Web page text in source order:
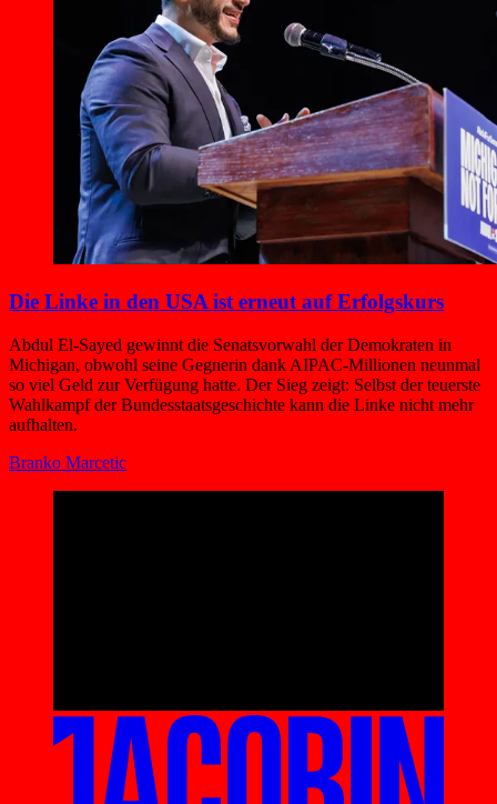
Die Linke in den USA ist erneut auf Erfolgskurs
Abdul El-Sayed gewinnt die Senatsvorwahl der Demokraten in
Michigan, obwohl seine Gegnerin dank AIPAC-Millionen neunmal
so viel Geld zur Verfügung hatte. Der Sieg zeigt: Selbst der teuerste
Wahlkampf der Bundesstaatsgeschichte kann die Linke nicht mehr
aufhalten.
Branko Marcetic